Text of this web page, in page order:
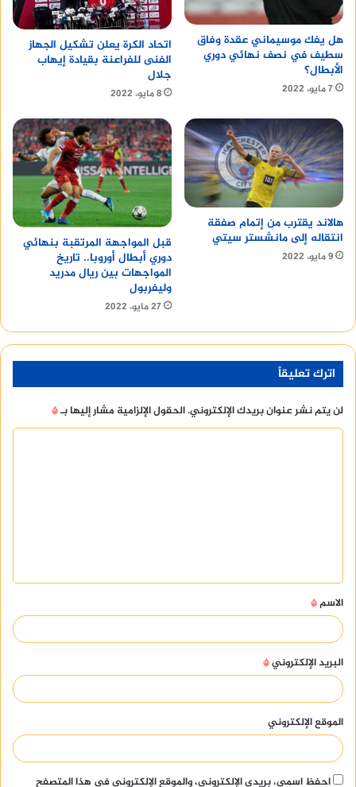
هل يفك موسيماني عقدة وفاق
سطيف في نصف نهائي دوري
الأبطال؟
7 مايو، 2022
اتحاد الكرة يعلن تشكيل الجهاز
الفنى للفراعنة بقيادة إيهاب
جلال
8 مايو، 2022
هالاند يقترب من إتمام صفقة
انتقاله إلى مانشستر سيتي
9 مايو، 2022
قبل المواجهة المرتقبة بنهائي
دوري أبطال أوروبا.. تاريخ
المواجهات بين ريال مدريد
وليفربول
27 مايو، 2022
اترك تعليقاً
لن يتم نشر عنوان بريدك الإلكتروني.الحقول الإلزامية مشار إليها بـ*
ق
*
الاسم*
البريد الإلكتروني*
الموقع الإلكتروني
احفظ اسمي، بريدي الإلكتروني، والموقع الإلكتروني في هذا المتصفح